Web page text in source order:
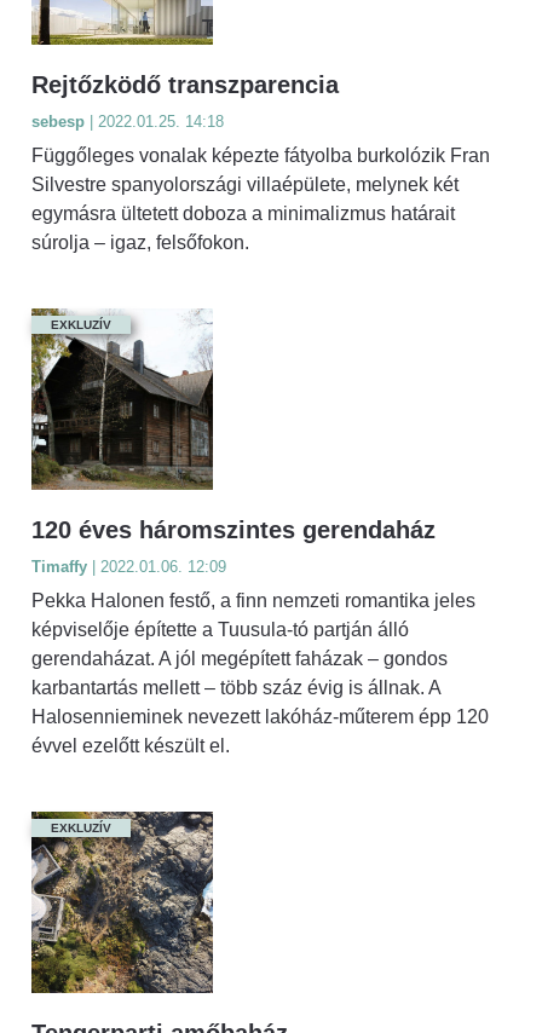
Rejtőzködő transzparencia
sebesp | 2022.01.25. 14:18
Függőleges vonalak képezte fátyolba burkolózik Fran
Silvestre spanyolországi villaépülete, melynek két
egymásra ültetett doboza a minimalizmus határait
súrolja – igaz, felsőfokon.
EXKLUZÍV
120 éves háromszintes gerendaház
Timaffy | 2022.01.06. 12:09
Pekka Halonen festő, a finn nemzeti romantika jeles
képviselője építette a Tuusula-tó partján álló
gerendaházat. A jól megépített faházak – gondos
karbantartás mellett – több száz évig is állnak. A
Halosennieminek nevezett lakóház-műterem épp 120
évvel ezelőtt készült el.
EXKLUZÍV